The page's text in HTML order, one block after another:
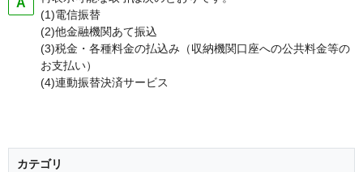
(1)電信振替
(2)他金融機関あて振込
(3)税金・各種料金の払込み（収納機関口座への公共料金等の
お支払い）
(4)連動振替決済サービス
カテゴリ